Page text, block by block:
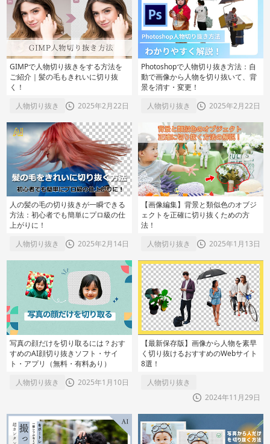
GIMPで人物切り抜きをする方法を
ご紹介｜髪の毛もきれいに切り抜
く！
人物切り抜き
2025年2月22日
Photoshopで人物切り抜き方法：自
動で画像から人物を切り抜いて、背
景を消す・変更！
人物切り抜き
2025年2月22日
人の髪の毛の切り抜きが一瞬できる
方法：初心者でも簡単にプロ級の仕
上がりに！
人物切り抜き
2025年2月14日
【画像編集】背景と類似色のオブジ
ェクトを正確に切り抜くための方
法！
人物切り抜き
2025年1月13日
写真の顔だけを切り取るには？おす
すめのAI顔切り抜きソフト・サイ
ト・アプリ（無料・有料あり）
人物切り抜き
2025年1月10日
【最新保存版】画像から人物を素早
く切り抜けるおすすめのWebサイト
8選！
人物切り抜き
2024年11月29日